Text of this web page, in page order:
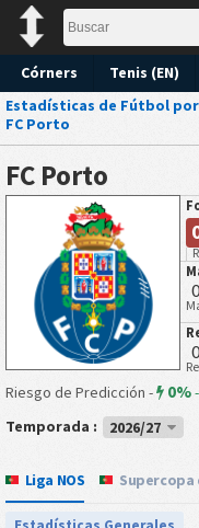
Córners Tenis (EN)
Estadísticas de Fútbol
FC Porto
FC Porto
Riesgo de Predicción - 0%-
Temporada :
2026/27
Liga NOS